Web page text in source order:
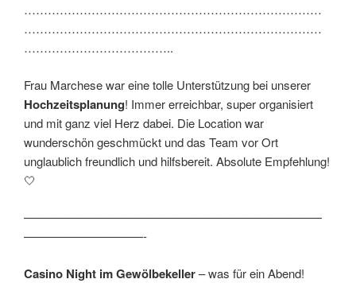
…………………………………………………………………
…………………………………………………………………
………………………………..
Frau Marchese war eine tolle Unterstützung bei unserer
Hochzeitsplanung! Immer erreichbar, super organisiert
und mit ganz viel Herz dabei. Die Location war
wunderschön geschmückt und das Team vor Ort
unglaublich freundlich und hilfsbereit. Absolute Empfehlung!
🤍
—————————————————————————
——————————-
Casino Night im Gewölbekeller– was für ein Abend!